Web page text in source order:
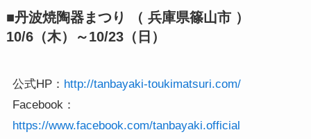
■丹波焼陶器まつり （ 兵庫県篠山市 ）
10/6（木）～10/23（日）
公式HP： http://tanbayaki-toukimatsuri.com/
Facebook：
https://www.facebook.com/tanbayaki.official